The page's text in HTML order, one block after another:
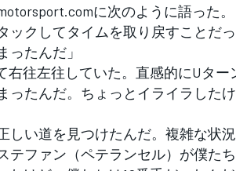
に次のように語った。
ックしてタイムを取り戻すことだ
たんだ」
右往左往していた。直感的にUタ
ったんだ。ちょっとイライラした
しい道を見つけたんだ。複雑な状
テファン（ペテランセル）が僕た